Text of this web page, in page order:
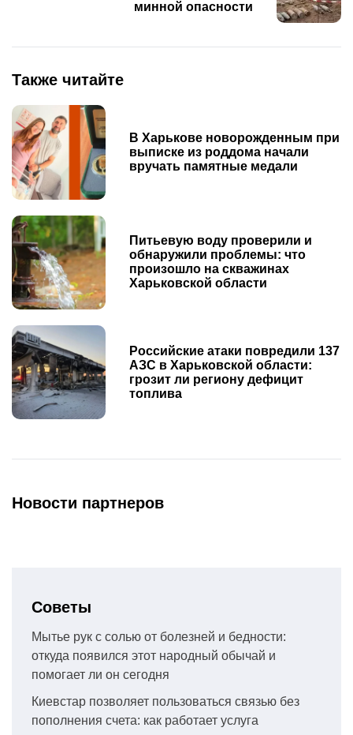
минной опасности
Также читайте
В Харькове новорожденным при
выписке из роддома начали
вручать памятные медали
Питьевую воду проверили и
обнаружили проблемы: что
произошло на скважинах
Харьковской области
Российские атаки повредили 137
АЗС в Харьковской области:
грозит ли региону дефицит
топлива
Новости партнеров
Советы
Мытье рук с солью от болезней и бедности:
откуда появился этот народный обычай и
помогает ли он сегодня
Киевстар позволяет пользоваться связью без
пополнения счета: как работает услуга